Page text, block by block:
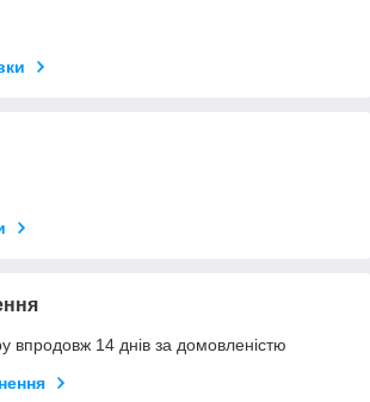
впродовж 14 днів за домовленістю